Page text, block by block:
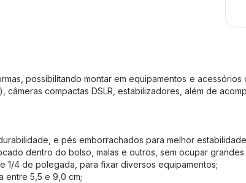
possibilitando montar em equipamentos e
compactas DSLR, estabilizadores, além de
e pés emborrachados para melhor
dentro do bolso, malas e outros, sem ocupar grandes
1/4 de polegada, para fixar diversos equipamentos;
entre 5,5 e 9,0 cm;